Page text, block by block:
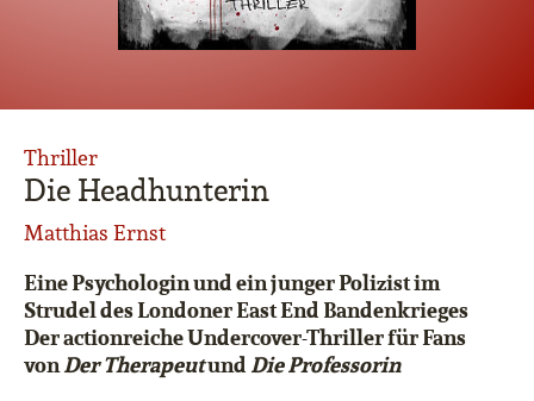
Die Headhunterin
Matthias Ernst
Thriller
Eine Psychologin und ein junger Polizist im
Strudel des Londoner East End Bandenkrieges
Der actionreiche Undercover-Thriller für Fans
vonDer TherapeutundDie Professorin